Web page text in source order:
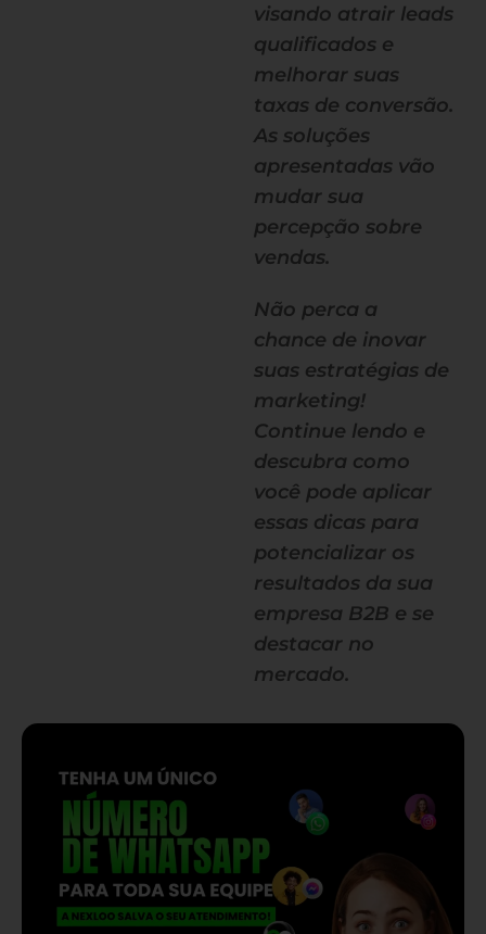
visando atrair leads
qualificados e
melhorar suas
taxas de conversão.
As soluções
apresentadas vão
mudar sua
percepção sobre
vendas.
Não perca a
chance de inovar
suas estratégias de
marketing!
Continue lendo e
descubra como
você pode aplicar
essas dicas para
potencializar os
resultados da sua
empresa B2B e se
destacar no
mercado.